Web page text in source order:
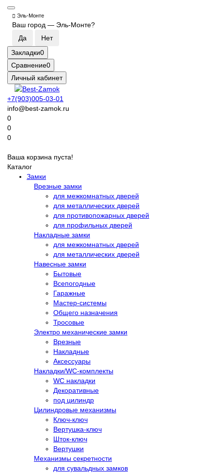
Эль-Монте
Ваш город — Эль-Монте?
Закладки0
Сравнение0
Личный кабинет
+7(903)005-03-01
info@best-zamok.ru
0
0
0
Ваша корзина пуста!
Каталог
Замки
Врезные замки
для межкомнатных дверей
для металлических дверей
для противопожарных дверей
для профильных дверей
Накладные замки
для межкомнатных дверей
для металлических дверей
Навесные замки
Бытовые
Всепогодные
Гаражные
Мастер-системы
Общего назначения
Тросовые
Электро механические замки
Врезные
Накладные
Аксессуары
Накладки/WC-комплекты
WC накладки
Декоративные
под цилиндр
Цилиндровые механизмы
Ключ-ключ
Вертушка-ключ
Шток-ключ
Вертушки
Механизмы секретности
для сувальдных замков